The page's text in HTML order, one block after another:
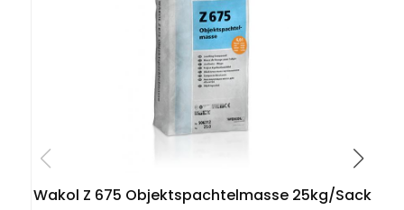
Wakol Z 675 Objektspachtelmasse 25kg/Sack